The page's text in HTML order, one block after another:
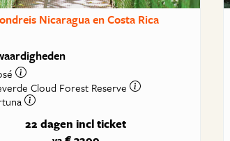
Nicaragua en Costa Rica
Cloud Forest Reserve
22 dagen incl ticket